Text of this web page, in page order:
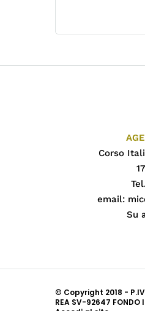
Corso
email:
Su
© Copyright 2018 -
REA SV-92647 FONDO
Accedi al sito